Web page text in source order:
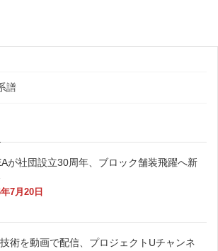
譜
が社団設立30周年、ブロック舗装飛躍へ新
略
7月20日
術を動画で配信、プロジェクトUチャンネ